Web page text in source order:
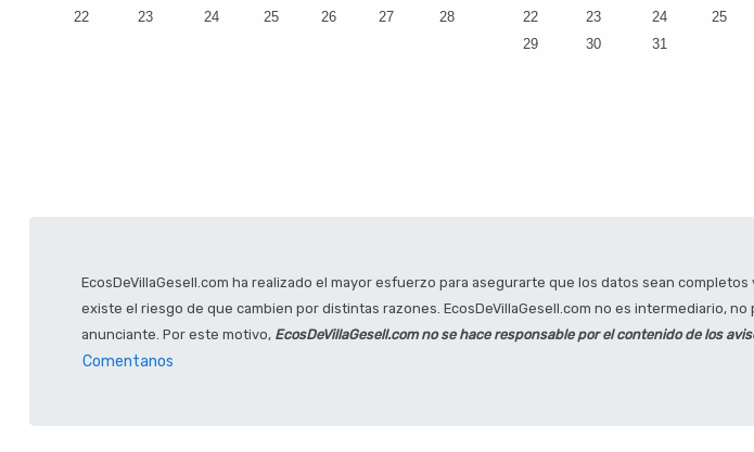
22
23 24 25 26 27 28
22
23 24 25
29
30 31
EcosDeVillaGesell.com ha realizado el mayor esfuerzo para asegurarte que los datos sean
existe el riesgo de que cambien por distintas razones. EcosDeVillaGesell.com no es intermediario,
anunciante. Por este motivo, EcosDeVillaGesell.com no se hace responsable por el contenido de los
Comentanos